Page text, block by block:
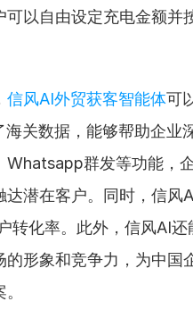
以自由设定充电金额并
信风AI外贸获客智能体可
关数据，能够帮助企业
群发等功能，
潜在客户。同时，信风
转化率。此外，信风AI还
形象和竞争力，为中国